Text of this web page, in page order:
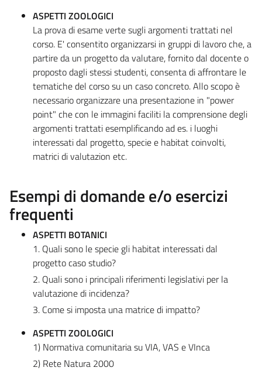
ASPETTI ZOOLOGICI
La prova di esame verte sugli argomenti trattati nel
corso. E' consentito organizzarsi in gruppi di lavoro che, a
partire da un progetto da valutare, fornito dal docente o
proposto dagli stessi studenti, consenta di affrontare le
tematiche del corso su un caso concreto. Allo scopo è
necessario organizzare una presentazione in "power
point" che con le immagini faciliti la comprensione degli
argomenti trattati esemplificando ad es. i luoghi
interessati dal progetto, specie e habitat coinvolti,
matrici di valutazion etc.
Esempi di domande e/o esercizi
frequenti
ASPETTI BOTANICI
1. Quali sono le specie gli habitat interessati dal
progetto caso studio?
2. Quali sono i principali riferimenti legislativi per la
valutazione di incidenza?
3. Come si imposta una matrice di impatto?
ASPETTI ZOOLOGICI
1) Normativa comunitaria su VIA, VAS e VInca
2) Rete Natura 2000